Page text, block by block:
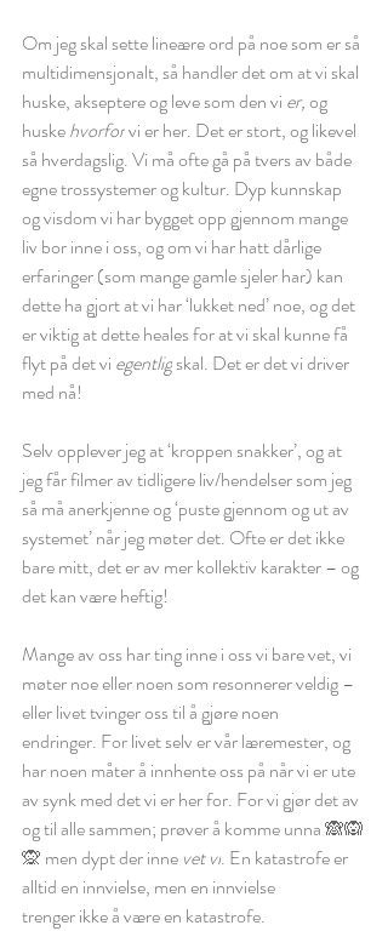
Om jeg skal sette lineære ord på noe som er så
multidimensjonalt, så handler det om at vi skal
huske, akseptere og leve som den vi er, og
huske hvorfor vi er her. Det er stort, og likevel
så hverdagslig. Vi må ofte gå på tvers av både
egne trossystemer og kultur. Dyp kunnskap
og visdom vi har bygget opp gjennom mange
liv bor inne i oss, og om vi har hatt dårlige
erfaringer (som mange gamle sjeler har) kan
dette ha gjort at vi har ‘lukket ned’ noe, og det
er viktig at dette heales for at vi skal kunne få
flyt på det vi egentlig skal. Det er det vi driver
med nå!
Selv opplever jeg at ‘kroppen snakker’, og at
jeg får filmer av tidligere liv/hendelser som jeg
så må anerkjenne og ‘puste gjennom og ut av
systemet’ når jeg møter det. Ofte er det ikke
bare mitt, det er av mer kollektiv karakter – og
det kan være heftig!
Mange av oss har ting inne i oss vi bare vet, vi
møter noe eller noen som resonnerer veldig –
eller livet tvinger oss til å gjøre noen
endringer. For livet selv er vår læremester, og
har noen måter å innhente oss på når vi er ute
av synk med det vi er her for. For vi gjør det av
og til alle sammen; prøver å komme unna 🙈🙉
🙊 men dypt der inne vet vi. En katastrofe er
alltid en innvielse, men en innvielse
trenger ikke å være en katastrofe.